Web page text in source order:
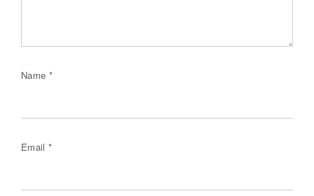
Name *
Email *